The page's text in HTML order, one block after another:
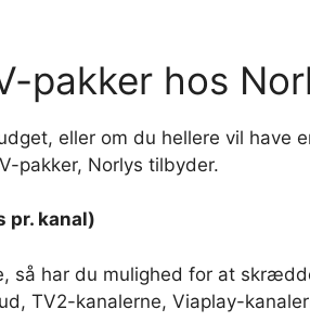
pakker hos
eller om du hellere vil have
pakker, Norlys tilbyder.
pr. kanal)
så har du mulighed for at
TV2-kanalerne, Viaplay-